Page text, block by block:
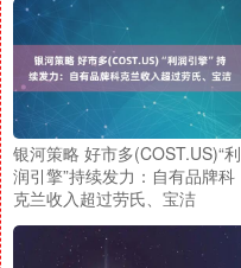
银河策略 好市多(COST.US)“利
润引擎”持续发力：自有品牌科
克兰收入超过劳氏、宝洁